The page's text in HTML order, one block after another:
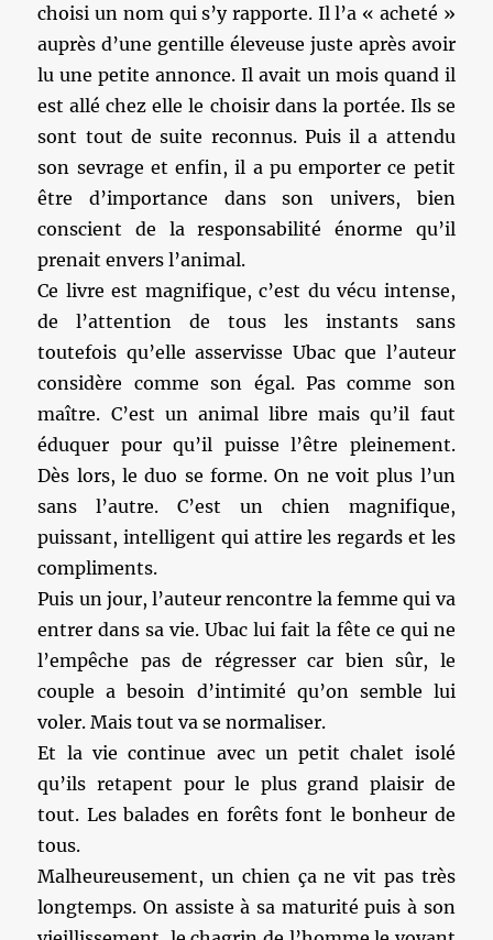
choisi un nom qui s’y rapporte. Il l’a « acheté »
auprès d’une gentille éleveuse juste après avoir
lu une petite annonce. Il avait un mois quand il
est allé chez elle le choisir dans la portée. Ils se
sont tout de suite reconnus. Puis il a attendu
son sevrage et enfin, il a pu emporter ce petit
être d’importance dans son univers, bien
conscient de la responsabilité énorme qu’il
prenait envers l’animal.
Ce livre est magnifique, c’est du vécu intense,
de l’attention de tous les instants sans
toutefois qu’elle asservisse Ubac que l’auteur
considère comme son égal. Pas comme son
maître. C’est un animal libre mais qu’il faut
éduquer pour qu’il puisse l’être pleinement.
Dès lors, le duo se forme. On ne voit plus l’un
sans l’autre. C’est un chien magnifique,
puissant, intelligent qui attire les regards et les
compliments.
Puis un jour, l’auteur rencontre la femme qui va
entrer dans sa vie. Ubac lui fait la fête ce qui ne
l’empêche pas de régresser car bien sûr, le
couple a besoin d’intimité qu’on semble lui
voler. Mais tout va se normaliser.
Et la vie continue avec un petit chalet isolé
qu’ils retapent pour le plus grand plaisir de
tout. Les balades en forêts font le bonheur de
tous.
Malheureusement, un chien ça ne vit pas très
longtemps. On assiste à sa maturité puis à son